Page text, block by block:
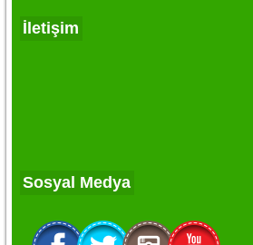
İletişim
Sosyal Medya